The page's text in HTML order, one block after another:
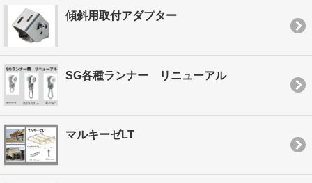
傾斜用取付アダプター
SG各種ランナー リニューアル
マルキーゼLT